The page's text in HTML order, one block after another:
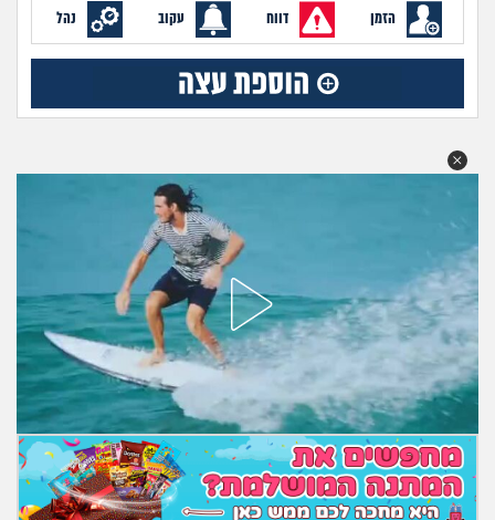
לימודים וסטודנטים
עבודה וקריירה
בית, שכנים ושותפים
מה שעובר עליי
שומרים על הגוף
פיננסי וכלכלה
בין הסדינים
חיות מחמד
הזמן דווח עקוב נהל